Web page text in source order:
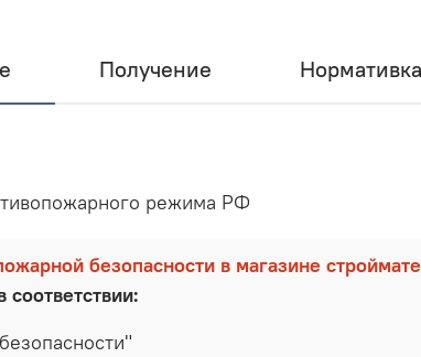
Получение Нормативка
режима РФ
безопасности в магазине
соответствии: